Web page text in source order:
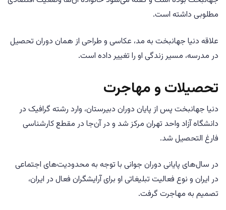
مطلوبی داشته است.
علاقه دنیا جهانبخت به مد، عکاسی و طراحی از همان دوران تحصیل
در مدرسه، مسیر زندگی او را تغییر داده است.
تحصیلات و مهاجرت
دنیا جهانبخت پس از پایان دوران دبیرستان، وارد رشته گرافیک در
دانشگاه آزاد واحد تهران مرکز شد و در آن‌جا در مقطع کارشناسی
فارغ التحصیل شد.
در سال‌های پایانی دوران جوانی با توجه به محدودیت‌های اجتماعی
در ایران و نوع فعالیت تبلیغاتی او برای آرایشگران فعال در ایران،
تصمیم به مهاجرت گرفت.